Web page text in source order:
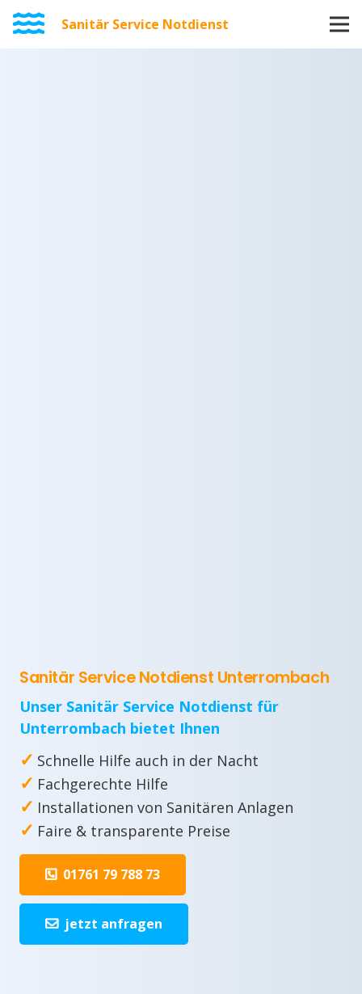
Sanitär Service Notdienst
Sanitär Service Notdienst Unterrombach
Unser Sanitär Service Notdienst für
Unterrombach bietet Ihnen
✓ Schnelle Hilfe auch in der Nacht
✓ Fachgerechte Hilfe
✓ Installationen von Sanitären Anlagen
✓ Faire & transparente Preise
01761 79 788 73
jetzt anfragen